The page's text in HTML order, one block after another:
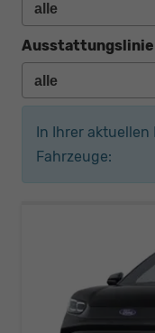
Ausstattungslinie
In Ihrer
Fahrzeuge: